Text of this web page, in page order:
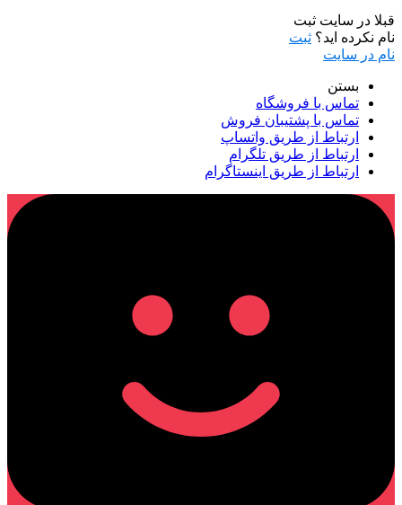
قبلا در سایت ثبت
نام نکرده اید؟ ثبت
نام در سایت
بستن
تماس با فروشگاه
تماس با پشتیبان فروش
ارتباط از طریق واتساپ
ارتباط از طریق تلگرام
ارتباط از طریق اینستاگرام